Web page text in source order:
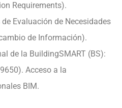
Requirements).
Evaluación de Necesidades
de Información).
de la BuildingSMART (BS):
Acceso a la
BIM.